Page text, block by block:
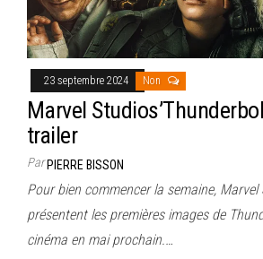
23 septembre 2024 Non
Marvel
trailer
ParPIERRE BISSON
Pour bien commencer la semaine,
présentent les premières images de
cinéma en mai prochain.…